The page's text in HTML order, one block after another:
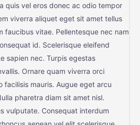
quis vel eros donec ac odio tempor
viverra aliquet eget sit amet tellus
faucibus vitae. Pellentesque nec nam
id. Scelerisque eleifend
sapien nec. Turpis egestas
Ornare quam viverra orci
facilisis mauris. Augue eget arcu
pharetra diam sit amet nisl.
vulputate. Consequat interdum